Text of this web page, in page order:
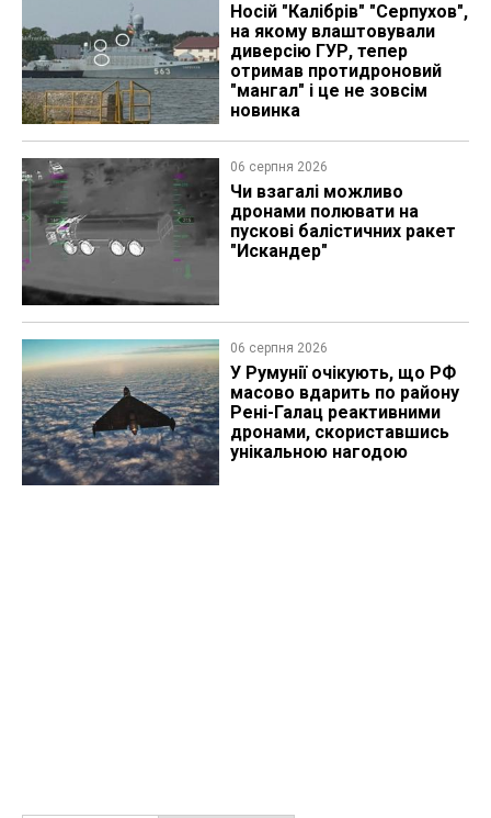
Носій "Калібрів" "Серпухов",
на якому влаштовували
диверсію ГУР, тепер
отримав протидроновий
"мангал" і це не зовсім
новинка
06 серпня 2026
Чи взагалі можливо
дронами полювати на
пускові балістичних ракет
"Искандер"
06 серпня 2026
У Румунії очікують, що РФ
масово вдарить по району
Рені-Галац реактивними
дронами, скориставшись
унікальною нагодою